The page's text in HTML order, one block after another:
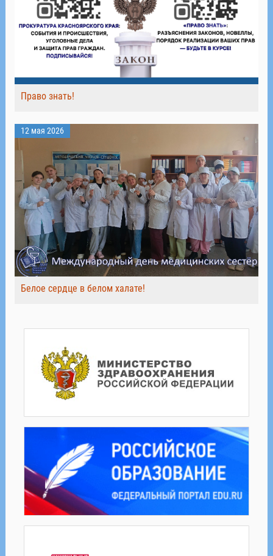
Право знать!
12 мая 2026
Белое сердце в белом халате!